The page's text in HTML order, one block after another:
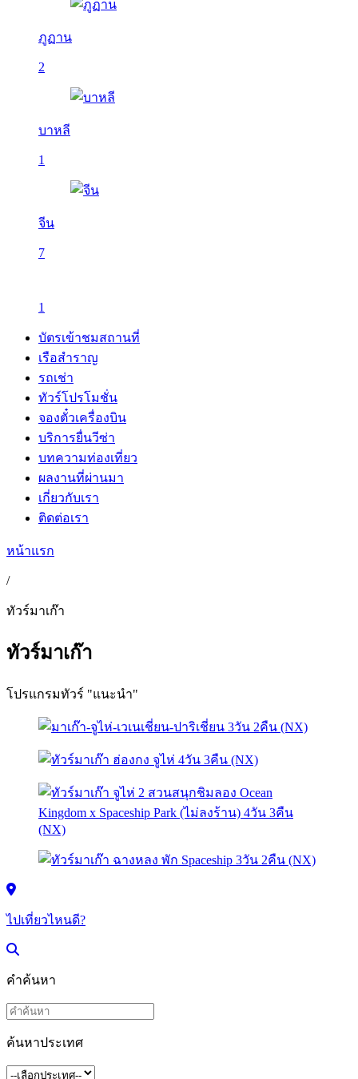
ภูฏาน
2
บาหลี
1
จีน
7
1
บัตรเข้าชมสถานที่
เรือสำราญ
รถเช่า
ทัวร์โปรโมชั่น
จองตั๋วเครื่องบิน
บริการยื่นวีซ่า
บทความท่องเที่ยว
ผลงานที่ผ่านมา
เกี่ยวกับเรา
ติดต่อเรา
หน้าแรก
/
ทัวร์มาเก๊า
ทัวร์มาเก๊า
โปรแกรมทัวร์ "แนะนำ"
ไปเที่ยวไหนดี?
คำค้นหา
ค้นหาประเทศ